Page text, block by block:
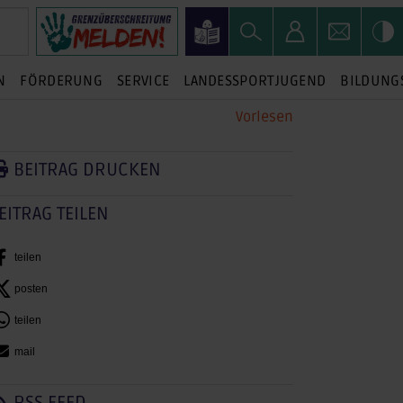
FÖRDERUNG SERVICE LANDESSPORTJUGEND
Vorlesen
BEITRAG DRUCKEN
TEILEN
teilen
posten
teilen
mail